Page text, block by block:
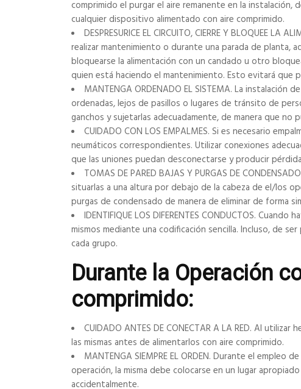
comprimido el purgar el aire remanente en la
cualquier dispositivo alimentado con aire comprimido.
DESPRESURICE EL CIRCUITO, CIERRE Y BLOQUEE LA
realizar mantenimiento o durante una parada de planta,
bloquearse la alimentación con un candado u otro
quien está haciendo el mantenimiento. Esto evitará que
MANTENGA ORDENADO EL SISTEMA. La
ordenadas, lejos de pasillos o lugares de tránsito de
ganchos y sujetarlas adecuadamente, de manera que no
CUIDADO CON LOS EMPALMES. Si es necesario
neumáticos correspondientes. Utilizar conexiones
que las uniones puedan desconectarse y producir
TOMAS DE PARED BAJAS Y PURGAS DE
situarlas a una altura por debajo de la cabeza de el/los
purgas de condensado de manera de eliminar de forma
IDENTIFIQUE LOS DIFERENTES CONDUCTOS.
mismos mediante una codificación sencilla. Incluso, de
cada grupo.
Durante la Operación
comprimido:
CUIDADO ANTES DE CONECTAR A LA RED. Al
las mismas antes de alimentarlos con aire comprimido.
MANTENGA SIEMPRE EL ORDEN. Durante el
operación, la misma debe colocarse en un lugar
accidentalmente.